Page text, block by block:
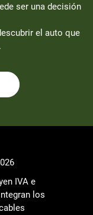
ser una decisión
el auto que
IVA e
los